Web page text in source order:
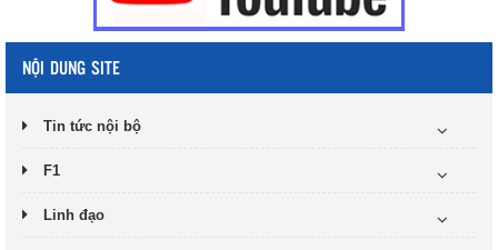
NỘI DUNG SITE
Tin tức nội bộ
F1
Linh đạo